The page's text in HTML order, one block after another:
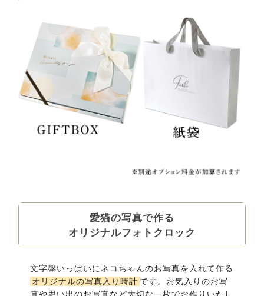
愛猫の写真で作る
オリジナルフォトクロック
文字盤いっぱいにネコちゃんのお写真を入れて作る
オリジナルの写真入り時計 です。お気入りのお写
真や思い出のお写真など大切な一枚でお作りいたし